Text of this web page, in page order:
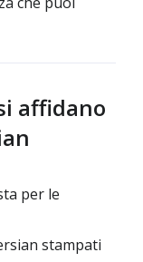
affidano
per le
stampati